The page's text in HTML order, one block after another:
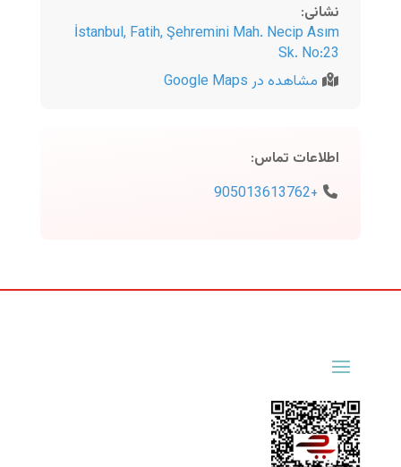
نشانی:
İstanbul, Fatih, Şehremini Mah. Necip Asım
Sk. No:23
مشاهده در Google Maps
اطلاعات تماس:
+905013613762